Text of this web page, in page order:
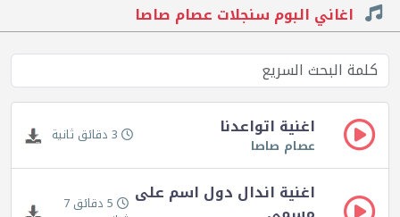
اغاني البوم سنجلات عصام صاصا
اغنية اتواعدنا
عصام صاصا 3 دقائق ثانية
اغنية اندال دول اسم على 5 دقائق 7